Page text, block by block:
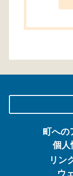
町への
個人
リン
ウ